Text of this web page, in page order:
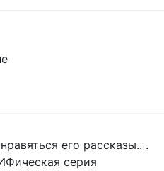
его рассказы.. .
серия